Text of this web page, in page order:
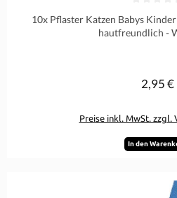
10x Pflaster Katzen Babys
hautfreundlich -
2,95 €
Preise inkl. MwSt. zzgl.
In den